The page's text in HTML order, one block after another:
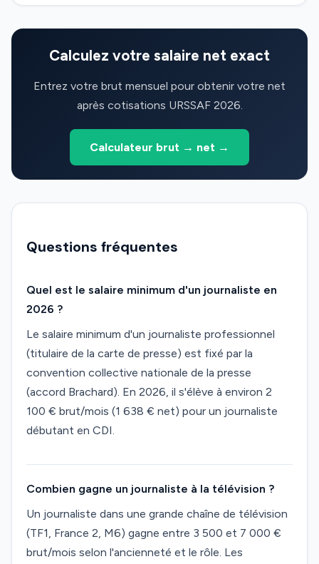
Calculez votre salaire net exact
Entrez votre brut mensuel pour obtenir votre net
après cotisations URSSAF 2026.
Calculateur brut → net →
Questions fréquentes
Quel est le salaire minimum d'un journaliste en
2026 ?
Le salaire minimum d'un journaliste professionnel
(titulaire de la carte de presse) est fixé par la
convention collective nationale de la presse
(accord Brachard). En 2026, il s'élève à environ 2
100 € brut/mois (1 638 € net) pour un journaliste
débutant en CDI.
Combien gagne un journaliste à la télévision ?
Un journaliste dans une grande chaîne de télévision
(TF1, France 2, M6) gagne entre 3 500 et 7 000 €
brut/mois selon l'ancienneté et le rôle. Les